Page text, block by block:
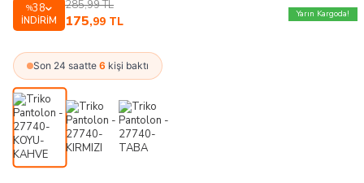
%38
İNDIRIM
285,99TL
175,99 TL
Yarın Kargoda!
Son 24 saatte 6 kişi baktı